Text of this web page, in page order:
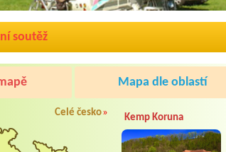
soutěž
Mapa dle oblastí
Celé česko» Kemp Koruna